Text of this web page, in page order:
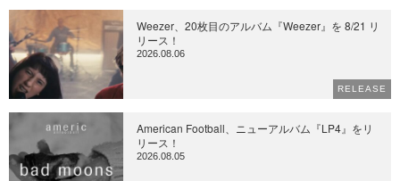
Weezer、20枚目のアルバム『Weezer』を 8/21 リ
リース！
2026.08.06
RELEASE
American Football、ニューアルバム『LP4』をリ
リース！
2026.08.05